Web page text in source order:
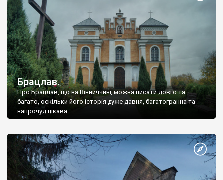
Брацлав.
Про Брацлав, що на Вінниччині, можна писати довго та
багато, оскільки його історія дуже давня, багатогранна та
напрочуд цікава.